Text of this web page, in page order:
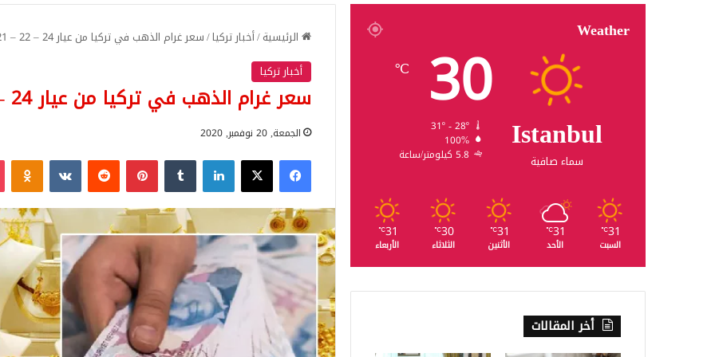
الرئيسية/أخبار تركيا/سعر غرام الذهب في تركيا من عيار 24 – 22 – 21 – 18 اليوم الجمعة
أخبار تركيا
سعر غرام الذهب في تركيا من عيار 24 – 22 – 21 – 18 اليوم الجمعة
الجمعة, 20 نوفمبر, 2020
فيسبوك‫X لينكدإن بينتيريست
Weather
Istanbul
سماء صافية
30
℃
31º - 28º
100%
5.8 كيلومتر/ساعة
31
℃
السبت
31
℃
الأحد
31
℃
الأثنين
30
℃
الثلاثاء
31
℃
الأربعاء
أخر المقالات